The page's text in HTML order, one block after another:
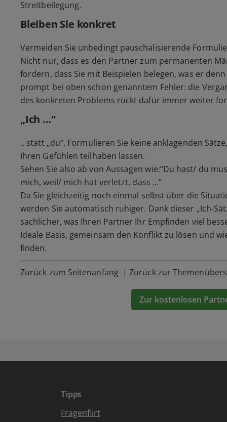
Streitbeilegung.
Bleiben Sie konkret
Vermeiden Sie unbedingt pauschalisierende
Nicht nur, dass es den Partner zum permanenten
fordern, dass Sie mit Beispielen belegen, was er
prompt bei oben schon genanntem Fehler: die
des konkreten Problems rückt dafür immer weiter
„Ich …“
.. statt „du“. Formulieren Sie keine anklagenden
Ihren Gefühlen teilhaben lassen.
Sehen Sie also ab von Aussagen wie:“Du hast/ du
mich, weil/ mich hat verletzt, dass …“
Da Sie gleichzeitig noch einmal selbst über die
werden Sie automatisch ruhiger. Dank dieser „Ich-
sachlicher, was Ihren Partner Ihr Empfinden viel
Ideale Basis, gemeinsam den Konflikt zu lösen und
finden.
Zurück zum Seitenanfang |Zurück zur
Zur kostenlosen
Tipps
Fragenflirt